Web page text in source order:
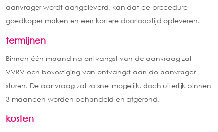
aanvrager wordt aangeleverd, kan dat de procedure
goedkoper maken en een kortere doorlooptijd opleveren.
termijnen
Binnen één maand na ontvangst van de aanvraag zal
VVRV een bevestiging van ontvangst aan de aanvrager
sturen. De aanvraag zal zo snel mogelijk, doch uiterlijk binnen
3 maanden worden behandeld en afgerond.
kosten